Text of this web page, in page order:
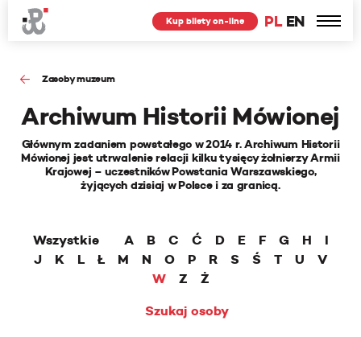
PL EN
Kup bilety on-line
Zasoby muzeum
Archiwum Historii Mówionej
Głównym zadaniem powstałego w 2014 r. Archiwum Historii
Mówionej jest utrwalenie relacji kilku tysięcy żołnierzy Armii
Krajowej – uczestników Powstania Warszawskiego,
żyjących dzisiaj w Polsce i za granicą.
Wszystkie A B C Ć D E F G H
I
J
K L Ł M N O P R S Ś T U
V
W
Z
Ż
Szukaj osoby